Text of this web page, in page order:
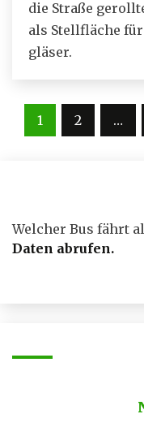
die Straße
als Stellfläche
gläser.
1 2 …
Welcher Bus fährt
Daten abrufen.